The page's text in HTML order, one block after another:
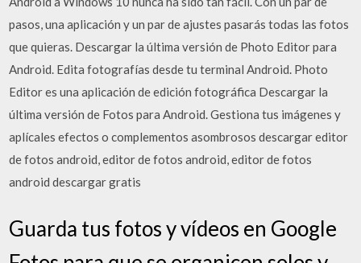
pasos, una aplicación y un par de ajustes pasarás todas las fotos
que quieras. Descargar la última versión de Photo Editor para
Android. Edita fotografías desde tu terminal Android. Photo
Editor es una aplicación de edición fotográfica Descargar la
última versión de Fotos para Android. Gestiona tus imágenes y
aplícales efectos o complementos asombrosos descargar editor
de fotos android, editor de fotos android, editor de fotos
android descargar gratis
Guarda tus fotos y vídeos en Google